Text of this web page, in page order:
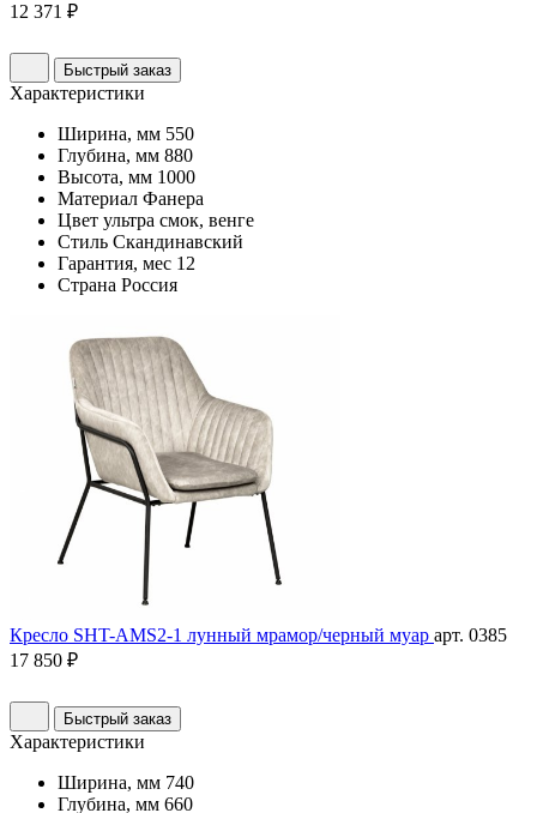
12 371 ₽
Быстрый заказ
Характеристики
Ширина, мм 550
Глубина, мм 880
Высота, мм 1000
Материал Фанера
Цвет ультра смок, венге
Стиль Скандинавский
Гарантия, мес 12
Страна Россия
Кресло SHT-AMS2-1 лунный мрамор/черный муар арт. 0385
17 850 ₽
Быстрый заказ
Характеристики
Ширина, мм 740
Глубина, мм 660